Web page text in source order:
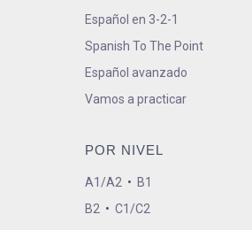
Español en 3-2-1
Spanish To The Point
Español avanzado
Vamos a practicar
POR NIVEL
A1/A2 • B1
B2 • C1/C2